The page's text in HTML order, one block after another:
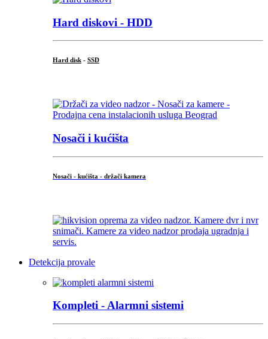
Hard diskovi - HDD
Hard disk - SSD
Nosači i kućišta
Nosači - kućišta - držači kamera
Detekcija provale
Kompleti - Alarmni sistemi